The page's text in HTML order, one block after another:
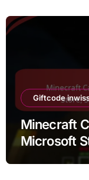
Giftcode
Minecraft
Microsoft